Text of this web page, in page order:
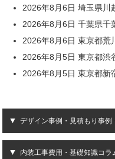
2026年8月6日 埼玉県川
2026年8月6日 千葉県千
2026年8月6日 東京都荒
2026年8月5日 東京都渋
2026年8月5日 東京都新
デザイン事例・見積もり事例
内装工事費用・基礎知識コラ